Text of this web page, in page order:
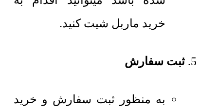
خرید ماربل شیت کنید.
ثبت سفارش
به منظور ثبت سفارش و خرید